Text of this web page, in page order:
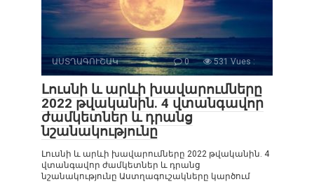
ԱՍՏՂԱԳՈՒՇԱԿ 0 531 Vues :
Լուսնի և արևի խավարումները
2022 թվականին. 4 վտանգավոր
ժամկետներ և դրանց
նշանակությունը
Լուսնի և արևի խավարումները 2022 թվականին. 4
վտանգավոր ժամկետներ և դրանց
նշանակությունը Աստղագուշակները կարծում